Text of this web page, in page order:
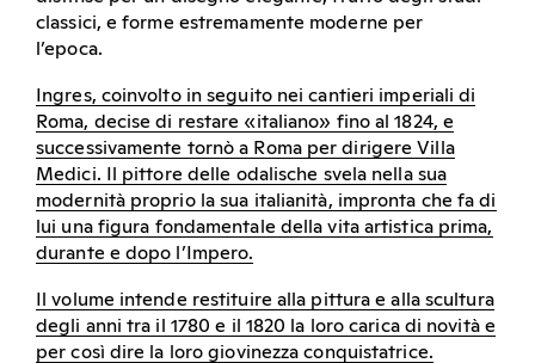
classici, e forme estremamente moderne per
l’epoca.
Ingres, coinvolto in seguito nei cantieri imperiali di
Roma, decise di restare «italiano» fino al 1824, e
successivamente tornò a Roma per dirigere Villa
Medici. Il pittore delle odalische svela nella sua
modernità proprio la sua italianità, impronta che fa di
lui una figura fondamentale della vita artistica prima,
durante e dopo l’Impero.
Il volume intende restituire alla pittura e alla scultura
degli anni tra il 1780 e il 1820 la loro carica di novità e
per così dire la loro giovinezza conquistatrice.